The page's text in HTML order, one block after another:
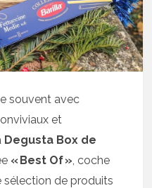
souvent avec
et
Degusta Box de
« Best Of », coche
sélection de produits